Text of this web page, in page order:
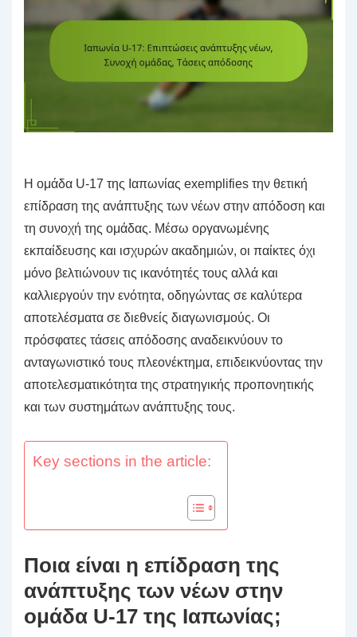
Η ομάδα U-17 της Ιαπωνίας exemplifies την θετική
επίδραση της ανάπτυξης των νέων στην απόδοση και
τη συνοχή της ομάδας. Μέσω οργανωμένης
εκπαίδευσης και ισχυρών ακαδημιών, οι παίκτες όχι
μόνο βελτιώνουν τις ικανότητές τους αλλά και
καλλιεργούν την ενότητα, οδηγώντας σε καλύτερα
αποτελέσματα σε διεθνείς διαγωνισμούς. Οι
πρόσφατες τάσεις απόδοσης αναδεικνύουν το
ανταγωνιστικό τους πλεονέκτημα, επιδεικνύοντας την
αποτελεσματικότητα της στρατηγικής προπονητικής
και των συστημάτων ανάπτυξης τους.
Key sections in the article:
Ποια είναι η επίδραση της
ανάπτυξης των νέων στην
ομάδα U-17 της Ιαπωνίας;